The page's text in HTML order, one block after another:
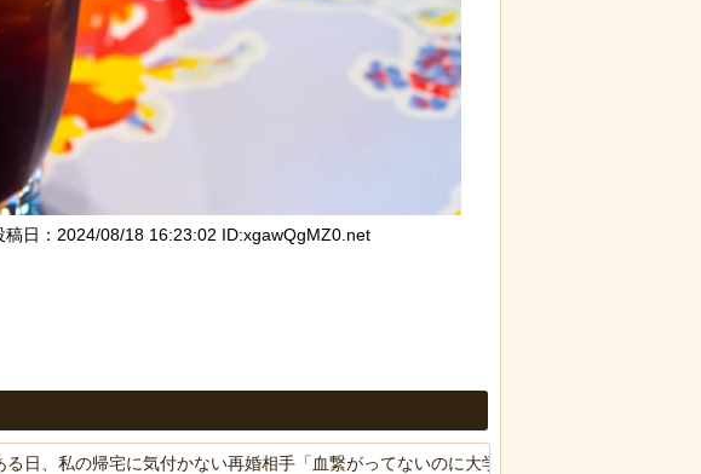
稿日：2024/08/18 16:23:02 ID:xgawQgMZ0.net
る日、私の帰宅に気付かない再婚相手「血繋がってないのに大学費用出さなきゃいけな